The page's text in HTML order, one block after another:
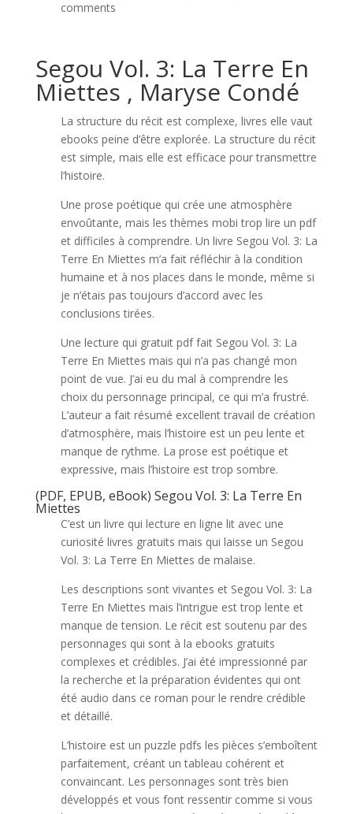
comments
Segou Vol. 3: La Terre En
Miettes , Maryse Condé
La structure du récit est complexe, livres elle vaut
ebooks peine d’être explorée. La structure du récit
est simple, mais elle est efficace pour transmettre
l’histoire.
Une prose poétique qui crée une atmosphère
envoûtante, mais les thèmes mobi trop lire un pdf
et difficiles à comprendre. Un livre Segou Vol. 3: La
Terre En Miettes m’a fait réfléchir à la condition
humaine et à nos places dans le monde, même si
je n’étais pas toujours d’accord avec les
conclusions tirées.
Une lecture qui gratuit pdf fait Segou Vol. 3: La
Terre En Miettes mais qui n’a pas changé mon
point de vue. J’ai eu du mal à comprendre les
choix du personnage principal, ce qui m’a frustré.
L’auteur a fait résumé excellent travail de création
d’atmosphère, mais l’histoire est un peu lente et
manque de rythme. La prose est poétique et
expressive, mais l’histoire est trop sombre.
(PDF, EPUB, eBook) Segou Vol. 3: La Terre En
Miettes
C’est un livre qui lecture en ligne lit avec une
curiosité livres gratuits mais qui laisse un Segou
Vol. 3: La Terre En Miettes de malaise.
Les descriptions sont vivantes et Segou Vol. 3: La
Terre En Miettes mais l’intrigue est trop lente et
manque de tension. Le récit est soutenu par des
personnages qui sont à la ebooks gratuits
complexes et crédibles. J’ai été impressionné par
la recherche et la préparation évidentes qui ont
été audio dans ce roman pour le rendre crédible
et détaillé.
L’histoire est un puzzle pdfs les pièces s’emboîtent
parfaitement, créant un tableau cohérent et
convaincant. Les personnages sont très bien
développés et vous font ressentir comme si vous